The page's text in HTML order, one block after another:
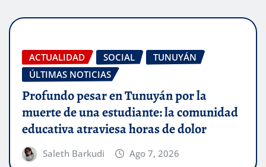
ACTUALIDAD SOCIAL
TUNUYÁN
ÚLTIMAS NOTICIAS
Profundo pesar en Tunuyán por la
muerte de una estudiante: la comunidad
educativa atraviesa horas de dolor
Saleth Barkudi Ago 7, 2026